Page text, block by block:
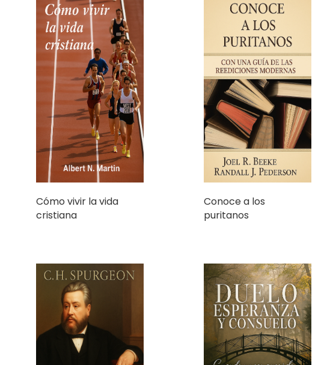
Cómo vivir la vida
cristiana
Conoce a los
puritanos